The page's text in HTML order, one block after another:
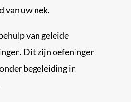
van uw nek.
van geleide
Dit zijn oefeningen
begeleiding in